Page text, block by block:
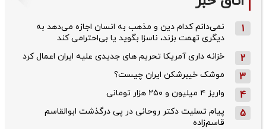
1
نمی‌دانم کدام دین و مذهب به انسان اجازه می‌دهد به
دیگری تهمت بزند، ناسزا بگوید یا بی‌احترامی کند
2 خزانه داری آمریکا تحریم های جدیدی علیه ایران اعمال کرد
3 موشک خیبرشکن ایران چیست؟
4 واریز ۴ میلیون و ۲۵۰ هزار تومانی
5
پیام تسلیت دکتر روحانی در پی درگذشت ابوالقاسم
قاسم‌زاده